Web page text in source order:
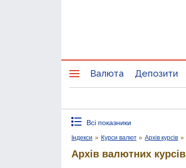
Валюта Депозити
Всі показники
Індекси » Курси валют » Архів курсів »
Архів валютних курсів